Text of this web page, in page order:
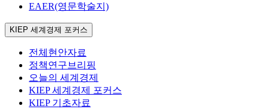
EAER(영문학술지)
KIEP 세계경제 포커스
전체현안자료
정책연구브리핑
오늘의 세계경제
KIEP 세계경제 포커스
KIEP 기초자료